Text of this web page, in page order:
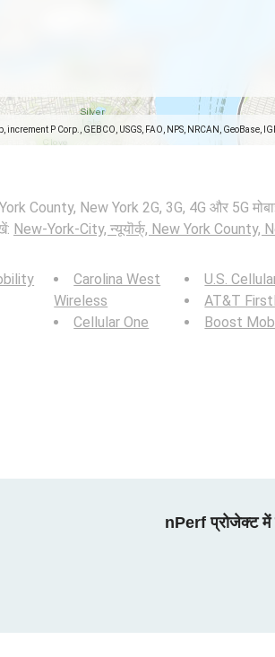
increment P Corp., GEBCO, USGS, FAO, NPS, NRCAN,
County, New York 2G, 3G, 4G और 5G
New-York-City, न्यूयॊर्क्, New York County,
Carolina West
Wireless
Cellular One
U.S.
AT&T
Boost
nPerf प्रोजेक्ट में